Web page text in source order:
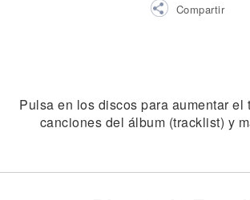
Compartir
Pulsa en los discos para aumentar el
canciones del álbum (tracklist) y